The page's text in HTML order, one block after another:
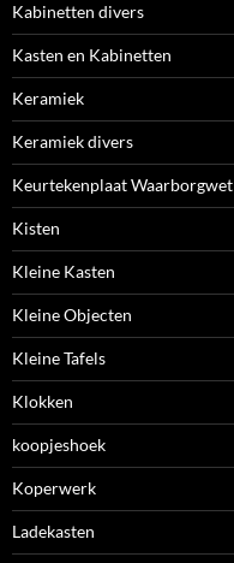
Kabinetten divers
Kasten en Kabinetten
Keramiek
Keramiek divers
Keurtekenplaat Waarborgwet
Kisten
Kleine Kasten
Kleine Objecten
Kleine Tafels
Klokken
koopjeshoek
Koperwerk
Ladekasten